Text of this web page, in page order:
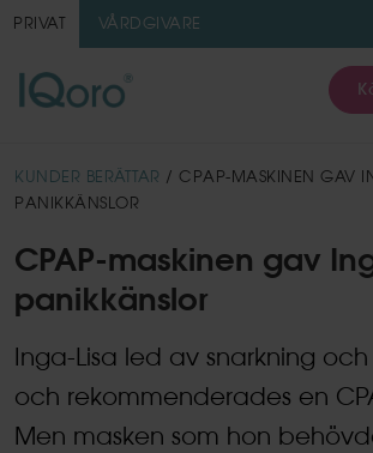
PRIVAT VÅRDGIVARE
KUNDER BERÄTTAR / CPAP-MASKINEN GAV
PANIKKÄNSLOR
CPAP-maskinen gav
panikkänslor
Inga-Lisa led av snarkning
och rekommenderades en
Men masken som hon